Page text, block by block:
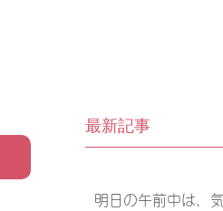
最新記事
明日の午前中は、